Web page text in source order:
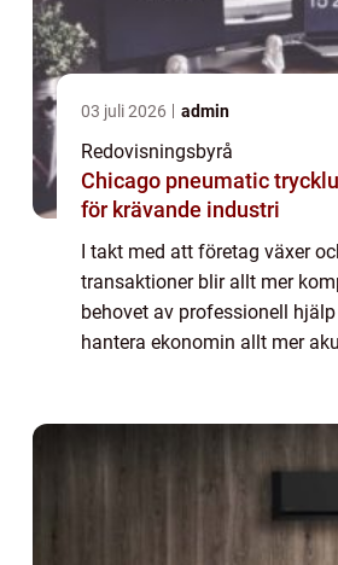
03 juli 2026 admin
Redovisningsbyrå
Chicago pneumatic tryckluftsverktyg
för krävande industri
I takt med att företag växer
transaktioner blir allt mer
behovet av professionell
hantera ekonomin allt mer